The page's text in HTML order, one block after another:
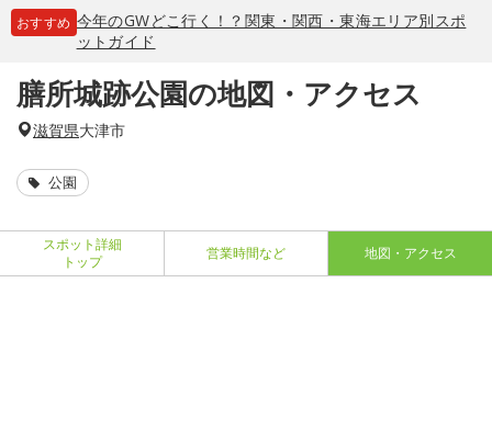
おすすめ 今年のGWどこ行く！？関東・関西・東海エリア別スポ
ットガイド
膳所城跡公園の地図・アクセス
滋賀県大津市
公園
スポット詳細
トップ
営業時間など 地図・アクセス